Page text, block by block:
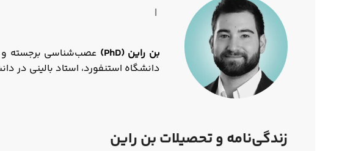
|
بن راین (PhD) عصب‌شناسی برجسته و
دانشگاه استنفورد، استاد بالینی در
زندگی‌نامه و تحصیلات بن راین